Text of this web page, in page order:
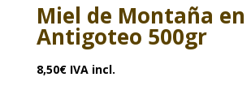
Miel de Montaña en
Antigoteo 500gr
8,50€ IVA incl.